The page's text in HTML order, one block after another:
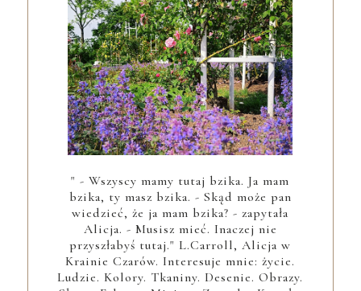
" - Wszyscy mamy tutaj bzika. Ja mam
bzika, ty masz bzika. - Skąd może pan
wiedzieć, że ja mam bzika? - zapytała
Alicja. - Musisz mieć. Inaczej nie
przyszłabyś tutaj." L.Carroll, Alicja w
Krainie Czarów. Interesuje mnie: życie.
Ludzie. Kolory. Tkaniny. Desenie. Obrazy.